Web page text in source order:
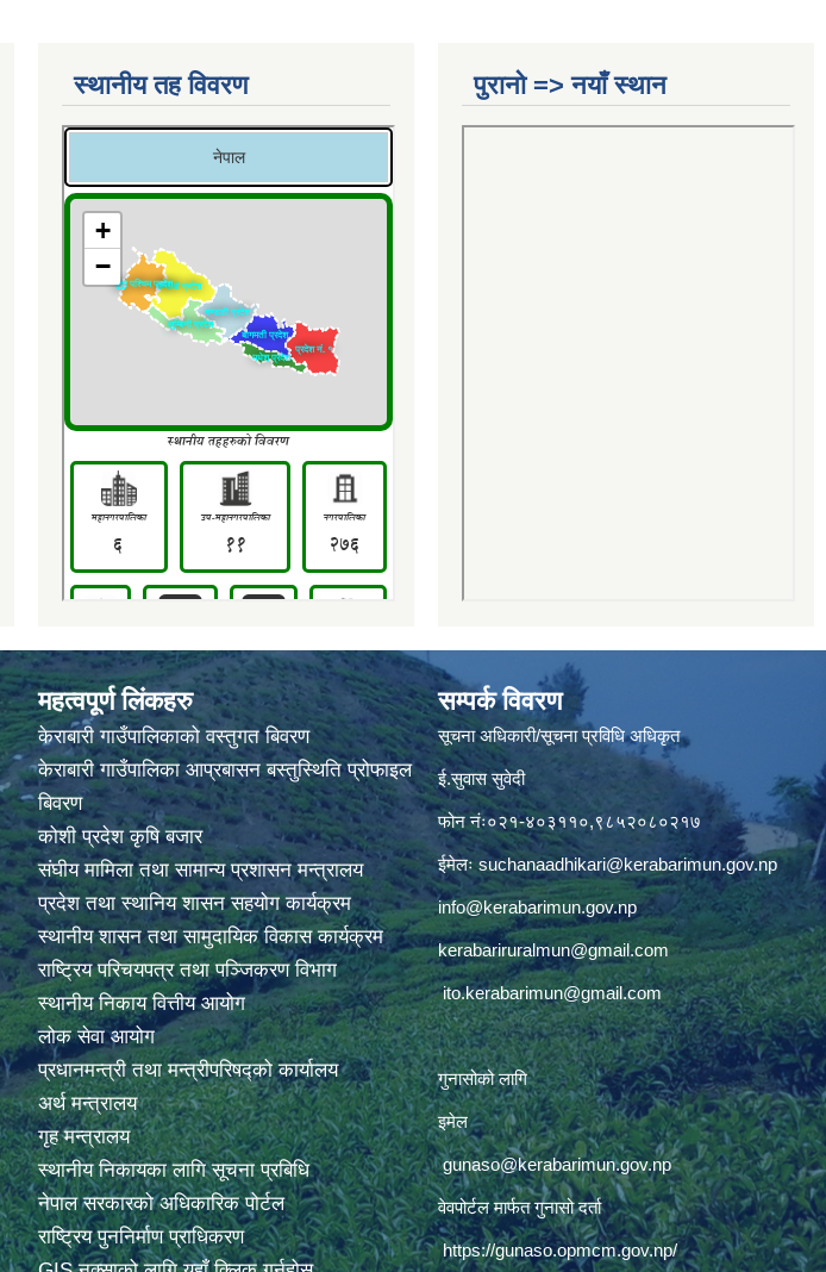
स्थानीय तह विवरण पुरानो => नयाँ स्थान
महत्वपूर्ण लिंकहरु
केराबारी गाउँपालिकाको वस्तुगत बिवरण
केराबारी गाउँपालिका आप्रबासन बस्तुस्थिति प्रोफाइल
बिवरण
कोशी प्रदेश कृषि बजार
संघीय मामिला तथा सामान्य प्रशासन मन्त्रालय
प्रदेश तथा स्थानिय शासन सहयोग कार्यक्रम
स्थानीय शासन तथा सामुदायिक विकास कार्यक्रम
राष्ट्रिय परिचयपत्र तथा पञ्जिकरण विभाग
स्थानीय निकाय वित्तीय आयोग
लोक सेवा आयोग
प्रधानमन्त्री तथा मन्त्रीपरिषद्को कार्यालय
अर्थ मन्त्रालय
गृह मन्त्रालय
स्थानीय निकायका लागि सूचना प्रबिधि
नेपाल सरकारको अधिकारिक पोर्टल
राष्ट्रिय पुननिर्माण प्राधिकरण
सम्पर्क विवरण
सूचना अधिकारी/सूचना प्रविधि अधिकृत
ई.सुवास सुवेदी
फोन नंः०२१-४०३११०,९८५२०८०२१७
ईमेलःsuchanaadhikari@kerabarimun.gov.np
info@kerabarimun.gov.np
kerabariruralmun@gmail.com
ito.kerabarimun@gmail.com
गुनासोको लागि
इमेल
gunaso@kerabarimun.gov.np
वेवपोर्टल मार्फत गुनासो दर्ता
https://gunaso.opmcm.gov.np/